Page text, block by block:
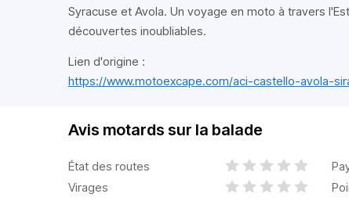
Syracuse et Avola. Un voyage en moto à travers
découvertes inoubliables.
Lien d'origine :
https://www.motoexcape.com/aci-castello-avola-
Avis motards sur la balade
État des routes
Virages